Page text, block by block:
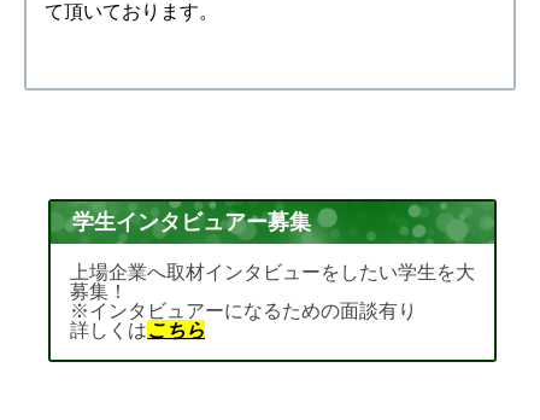
て頂いております。
学生インタビュアー募集
上場企業へ取材インタビューをしたい学生を大
募集！
※インタビュアーになるための面談有り
詳しくはこちら